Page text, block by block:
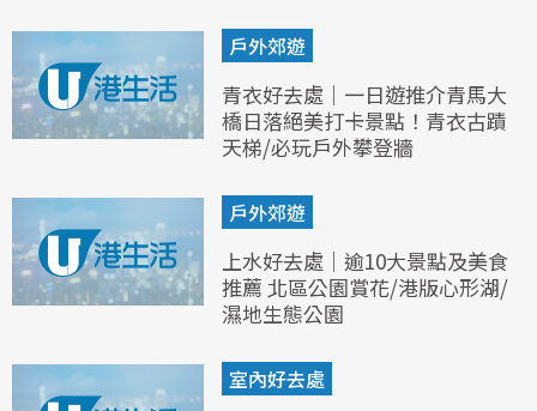
戶外郊遊
青衣好去處｜一日遊推介青馬大
橋日落絕美打卡景點！青衣古蹟
天梯/必玩戶外攀登牆
戶外郊遊
上水好去處｜逾10大景點及美食
推薦 北區公園賞花/港版心形湖/
濕地生態公園
室內好去處